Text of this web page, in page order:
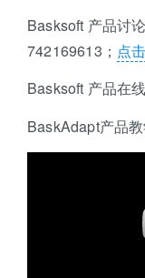
Basksoft 产品讨
742169613； 点
Basksoft 产品在
BaskAdapt产品教